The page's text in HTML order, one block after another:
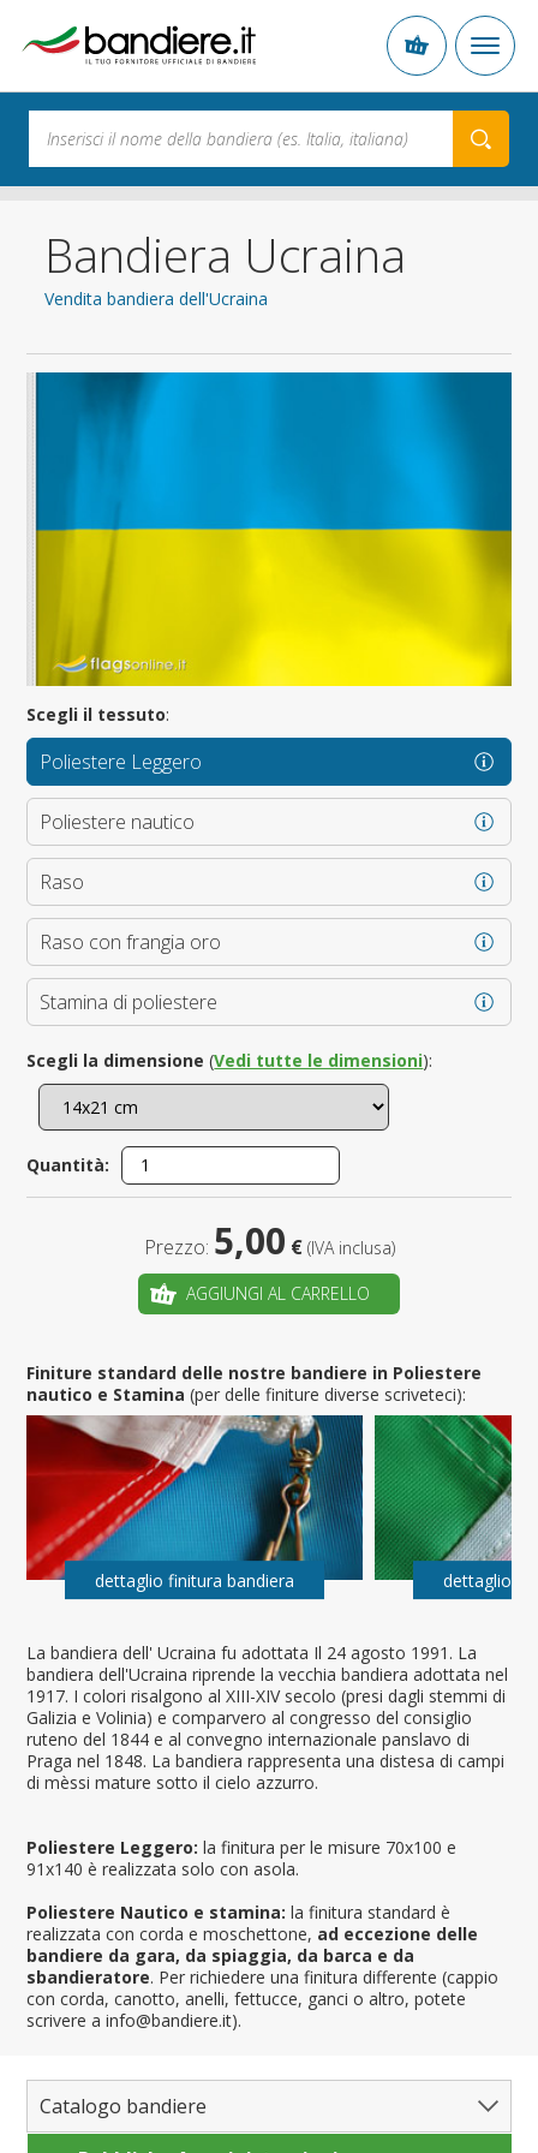
Bandiera Ucraina
Vendita bandiera dell'Ucraina
La bandiera dell' Ucraina fu adottata Il 24 agosto 1991. La
bandiera dell'Ucraina riprende la vecchia bandiera adottata nel
1917. I colori risalgono al XIII-XIV secolo (presi dagli stemmi di
Galizia e Volinia) e comparvero al congresso del consiglio
ruteno del 1844 e al convegno internazionale panslavo di
Praga nel 1848. La bandiera rappresenta una distesa di campi
di mèssi mature sotto il cielo azzurro.
Poliestere Leggero: la finitura per le misure 70x100 e
91x140 è realizzata solo con asola.
Poliestere Nautico e stamina: la finitura standard è
realizzata con corda e moschettone, ad eccezione delle
bandiere da gara, da spiaggia, da barca e da
sbandieratore. Per richiedere una finitura differente (cappio
con corda, canotto, anelli, fettucce, ganci o altro, potete
scrivere a info@bandiere.it).
Scegli il tessuto:
Poliestere Leggero
Poliestere nautico
Raso
Raso con frangia oro
Stamina di poliestere
Scegli la dimensione (Vedi tutte le dimensioni):
Quantità:
Prezzo: 5,00 € (IVA inclusa)
AGGIUNGI AL CARRELLO
Finiture standard delle nostre bandiere in Poliestere
nautico e Stamina(per delle finiture diverse scriveteci):
dettaglio finitura bandiera dettaglio
Catalogo bandiere